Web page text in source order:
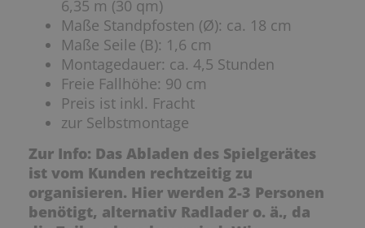
6,35 m (30 qm)
Maße Standpfosten (Ø): ca. 18 cm
Maße Seile (B): 1,6 cm
Montagedauer: ca. 4,5 Stunden
Freie Fallhöhe: 90 cm
Preis ist inkl. Fracht
zur Selbstmontage
Zur Info: Das Abladen des Spielgerätes
ist vom Kunden rechtzeitig zu
organisieren. Hier werden 2-3 Personen
benötigt, alternativ Radlader o. ä., da